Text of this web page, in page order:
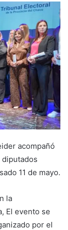
acompañó
11 de mayo.
la
El evento se
por el